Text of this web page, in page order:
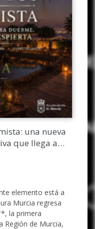
una nueva
que llega a
elemento está a
Murcia regresa
la primera
Región de Murcia,